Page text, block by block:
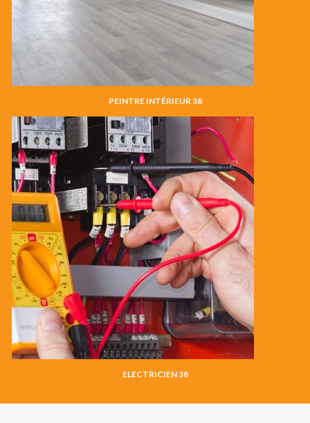
PEINTRE INTÉRIEUR 38
ELECTRICIEN 38